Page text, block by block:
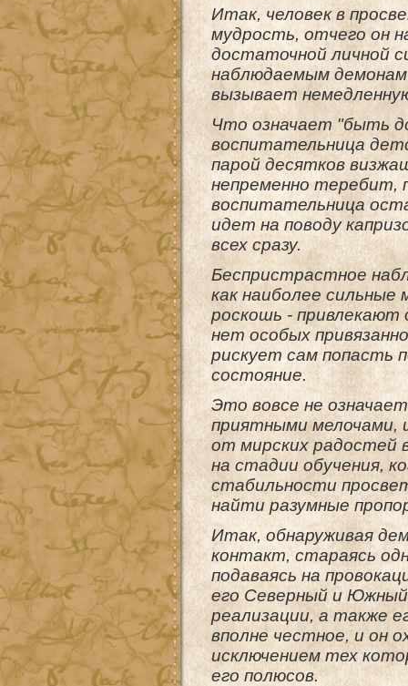
Итак, человек в
мудрость, отчего он
достаточной личной
наблюдаемым
вызывает
Что означает "быть
воспитательница
парой десятков
непременно теребит,
воспитательница
идет на поводу
всех сразу.
Беспристрастное
как наиболее сильные
роскошь - привлекают
нет особых
рискует сам попасть
состояние.
Это вовсе не
приятными мелочами,
от мирских радостей
на стадии обучения,
стабильности
найти разумные
Итак, обнаруживая
контакт, стараясь
подаваясь на
его Северный и Южный
реализации, а также
вполне честное, и он
исключением тех
его полюсов.